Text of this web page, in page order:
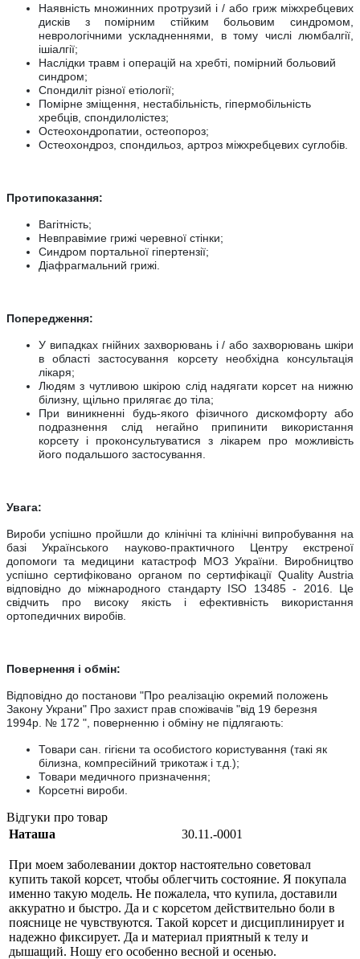
Наявність множинних протрузий і / або гриж міжхребцевих
дисків з помірним стійким больовим синдромом,
неврологічними ускладненнями, в тому числі люмбалгії,
ішіалгії;
Наслідки травм і операцій на хребті, помірний больовий
синдром;
Спондиліт різної етіології;
Помірне зміщення, нестабільність, гіпермобільність
хребців, спондилолістез;
Остеохондропатии, остеопороз;
Остеохондроз, спондильоз, артроз міжхребцевих суглобів.
Протипоказання:
Вагітність;
Невправімие грижі черевної стінки;
Синдром портальної гіпертензії;
Діафрагмальний грижі.
Попередження:
У випадках гнійних захворювань і / або захворювань шкіри
в області застосування корсету необхідна консультація
лікаря;
Людям з чутливою шкірою слід надягати корсет на нижню
білизну, щільно прилягає до тіла;
При виникненні будь-якого фізичного дискомфорту або
подразнення слід негайно припинити використання
корсету і проконсультуватися з лікарем про можливість
його подальшого застосування.
Увага:
Вироби успішно пройшли до клінічні та клінічні випробування на
базі Українського науково-практичного Центру екстреної
допомоги та медицини катастроф МОЗ України. Виробництво
успішно сертифіковано органом по сертифікації Quality Austria
відповідно до міжнародного стандарту ISO 13485 - 2016. Це
свідчить про високу якість і ефективність використання
ортопедичних виробів.
Повернення і обмін:
Відповідно до постанови "Про реалiзацiю окремий положень
Закону Украни" Про захист прав спожівачiв "вiд 19 березня
1994р. № 172 ", поверненню і обміну не підлягають:
Товари сан. гігієни та особистого користування (такі як
білизна, компресійний трикотаж і т.д.);
Товари медичного призначення;
Корсетні вироби.
Відгуки про товар
Наташа
30.11.-0001
При моем заболевании доктор настоятельно советовал
купить такой корсет, чтобы облегчить состояние. Я покупала
именно такую модель. Не пожалела, что купила, доставили
аккуратно и быстро. Да и с корсетом действительно боли в
пояснице не чувствуются. Такой корсет и дисциплинирует и
надежно фиксирует. Да и материал приятный к телу и
дышащий. Ношу его особенно весной и осенью.